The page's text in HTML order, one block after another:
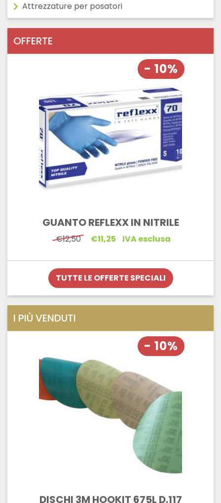
Attrezzature per posatori
OFFERTE
- 10%
GUANTO REFLEXX IN NITRILE
€12,50 Il
era:
€12,50.
€11,25
Il
è:
€11,25.
IVA esclusa
TUTTE LE OFFERTE SPECIALI
I PIÙ VENDUTI
- 10%
DISCHI 3M HOOKIT 675L D.117